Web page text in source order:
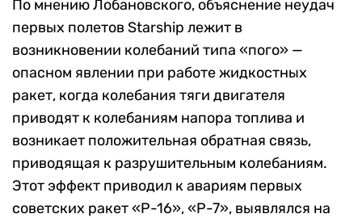
По мнению Лобановского, объяснение неудач
первых полетов Starship лежит в
возникновении колебаний типа «пого» —
опасном явлении при работе жидкостных
ракет, когда колебания тяги двигателя
приводят к колебаниям напора топлива и
возникает положительная обратная связь,
приводящая к разрушительным колебаниям.
Этот эффект приводил к авариям первых
советских ракет «Р-16», «Р-7», выявлялся на